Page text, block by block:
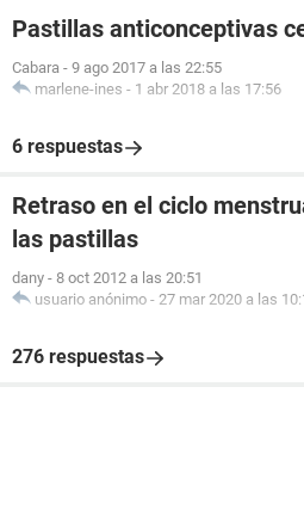
Pastillas anticonceptivas
Cabara - 9 ago 2017 a las 22:55
marlene-ines - 1 abr 2018 a las 17:56
6 respuestas
Retraso en el ciclo
las pastillas
dany - 8 oct 2012 a las 20:51
usuario anónimo - 27 mar 2020 a las
276 respuestas